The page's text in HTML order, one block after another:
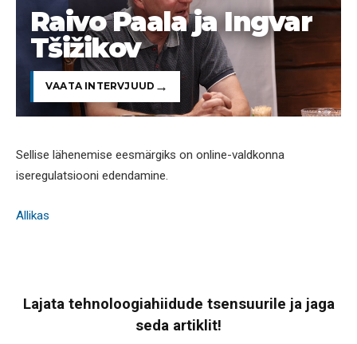
Raivo Paala ja Ingvar
Tšižikov
VAATA INTERVJUUD
Sellise lähenemise eesmärgiks on online-valdkonna
iseregulatsiooni edendamine.
Allikas
Lajata tehnoloogiahiidude tsensuurile ja jaga
seda artiklit!